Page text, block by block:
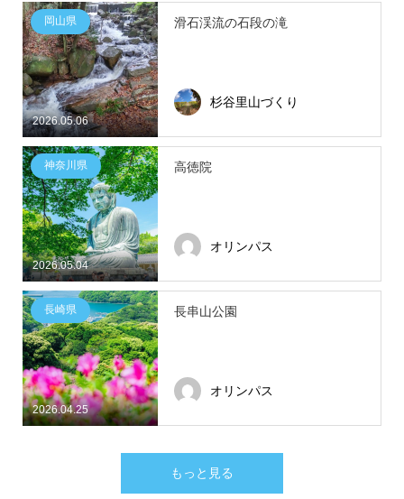
2026.05.06
岡山県 滑石渓流の石段の滝
杉谷里山づくり
2026.05.04
神奈川県 高徳院
オリンパス
2026.04.25
長崎県 長串山公園
オリンパス
もっと見る